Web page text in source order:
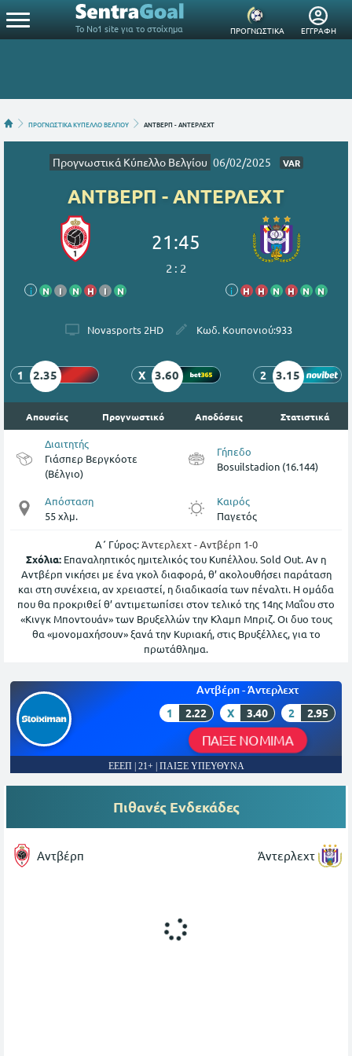
Το Νο1 site για το στοίχημα ΠΡΟΓΝΩΣΤΙΚΑ ΕΓΓΡΑΦΗ
ΠΡΟΓΝΩΣΤΙΚΑ KΥΠΕΛΛΟ ΒΕΛΓΙΟΥ ΑΝΤΒΕΡΠ - ΑΝΤΕΡΛΕΧΤ
Προγνωστικά Kύπελλο Βελγίου 06/02/2025 VAR
ΑΝΤΒΕΡΠ - ΑΝΤΕΡΛΕΧΤ
i Ν Ι Ν Η Ι Ν
21:45
2 : 2
i Η Η Ν Η Ν Ν
Novasports 2HD Κωδ. Κουπονιού:933
1 2.35 X 3.60 2 3.15
Απουσίες Προγνωστικό Αποδόσεις Στατιστικά
Διαιτητής
Γιάσπερ Βεργκόοτε
(Βέλγιο)
Γήπεδο
Bosuilstadion (16.144)
Απόσταση
55 χλμ.
Καιρός
Παγετός
Α΄ Γύρος:Άντερλεχτ - Αντβέρπ 1-0
Σχόλια: Επαναληπτικός ημιτελικός του Κυπέλλου. Sold Out. Αν η
Αντβέρπ νικήσει με ένα γκολ διαφορά, θ’ ακολουθήσει παράταση
και στη συνέχεια, αν χρειαστεί, η διαδικασία των πέναλτι. Η ομάδα
που θα προκριθεί θ’ αντιμετωπίσει στον τελικό της 14ης Μαΐου στο
«Κινγκ Μποντουάν» των Βρυξελλών την Κλαμπ Μπριζ. Οι δυο τους
θα «μονομαχήσουν» ξανά την Κυριακή, στις Βρυξέλλες, για το
πρωτάθλημα.
Αντβέρπ - Άντερλεχτ
1 2.22 X 3.40 2 2.95
ΠΑΙΞΕ ΝΟΜΙΜΑ
ΕΕΕΠ | 21+ | ΠΑΙΞΕ ΥΠΕΥΘΥΝΑ
Πιθανές Ενδεκάδες
Αντβέρπ Άντερλεχτ